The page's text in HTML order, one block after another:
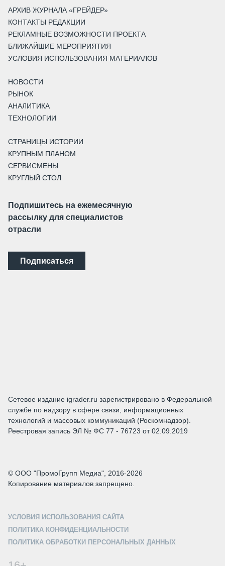
АРХИВ ЖУРНАЛА «ГРЕЙДЕР»
КОНТАКТЫ РЕДАКЦИИ
РЕКЛАМНЫЕ ВОЗМОЖНОСТИ ПРОЕКТА
БЛИЖАЙШИЕ МЕРОПРИЯТИЯ
УСЛОВИЯ ИСПОЛЬЗОВАНИЯ МАТЕРИАЛОВ
НОВОСТИ
РЫНОК
АНАЛИТИКА
ТЕХНОЛОГИИ
СТРАНИЦЫ ИСТОРИИ
КРУПНЫМ ПЛАНОМ
СЕРВИСМЕНЫ
КРУГЛЫЙ СТОЛ
Подпишитесь на ежемесячную
рассылку для специалистов
отрасли
Подписаться
Сетевое издание igrader.ru зарегистрировано в Федеральной
службе по надзору в сфере связи, информационных
технологий и массовых коммуникаций (Роскомнадзор).
Реестровая запись ЭЛ № ФС 77 - 76723 от 02.09.2019
© ООО "ПромоГрупп Медиа", 2016-2026
Копирование материалов запрещено.
УСЛОВИЯ ИСПОЛЬЗОВАНИЯ САЙТА
ПОЛИТИКА КОНФИДЕНЦИАЛЬНОСТИ
ПОЛИТИКА ОБРАБОТКИ ПЕРСОНАЛЬНЫХ ДАННЫХ